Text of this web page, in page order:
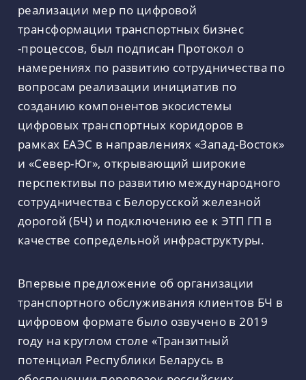
реализации мер по цифровой
трансформации транспортных бизнес
-процессов, был подписан Протокол о
намерениях по развитию сотрудничества по
вопросам реализации инициатив по
созданию компонентов экосистемы
цифровых транспортных коридоров в
рамках ЕАЭС в направлениях «Запад-Восток»
и «Север-Юг», открывающий широкие
перспективы по развитию международного
сотрудничества с Белорусской железной
дорогой (БЧ) и подключению ее к ЭТП ГП в
качестве сопредельной инфраструктуры.
Впервые предложение об организации
транспортного обслуживания клиентов БЧ в
цифровом формате было озвучено в 2019
году на круглом столе «Транзитный
потенциал Республики Беларусь в